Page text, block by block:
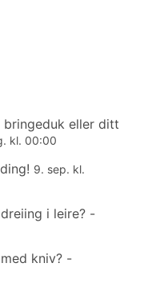
eller ditt
kl. 00:00
9. sep. kl.
i leire? -
kniv? -